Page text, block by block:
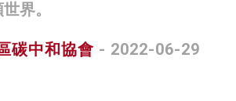
界。
碳中和協會 - 2022-06-29